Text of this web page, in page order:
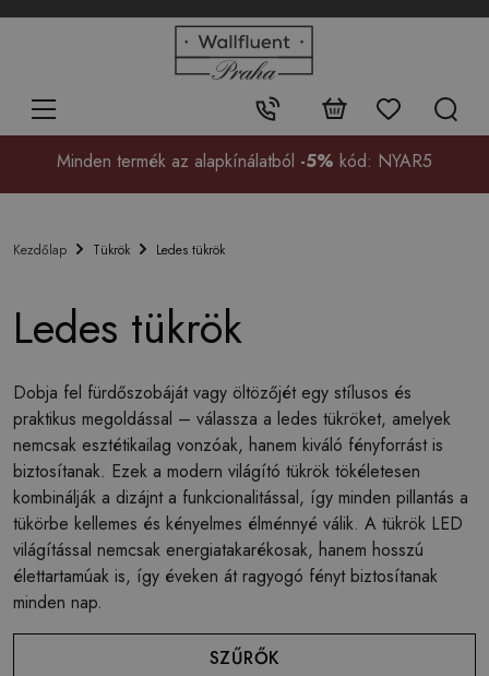
Érintkezés:
+48
99
Minden termék az alapkínálatból -5% kód: NYAR5
Kezdőlap Tükrök Ledes tükrök
Ledes tükrök
Dobja fel fürdőszobáját vagy öltözőjét egy stílusos és
praktikus megoldással – válassza a ledes tükröket, amelyek
nemcsak esztétikailag vonzóak, hanem kiváló fényforrást is
biztosítanak. Ezek a modern világító tükrök tökéletesen
kombinálják a dizájnt a funkcionalitással, így minden pillantás a
tükörbe kellemes és kényelmes élménnyé válik. A tükrök LED
világítással nemcsak energiatakarékosak, hanem hosszú
élettartamúak is, így éveken át ragyogó fényt biztosítanak
minden nap.
SZŰRŐK